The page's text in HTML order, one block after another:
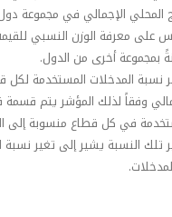
المحلي الإجمالي في مجموعة
على معرفة الوزن النسبي
بمجموعة أخرى من الدول.
نسبة المدخلات المستخدمة لكل
وفقاً لذلك المؤشر يتم قسمة
في كل قطاع منسوبة إلى
تلك النسبة يشير إلى تغير